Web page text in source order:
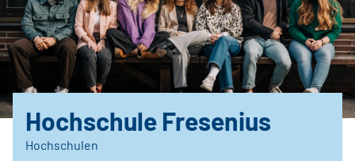
Hochschule Fresenius
Hochschulen